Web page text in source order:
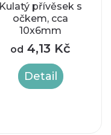
Kulatý přívěsek s
očkem, cca
10x6mm
od 4,13 Kč
Detail